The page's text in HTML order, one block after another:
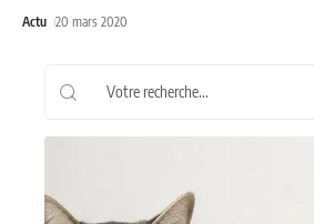
Actu 20 mars 2020